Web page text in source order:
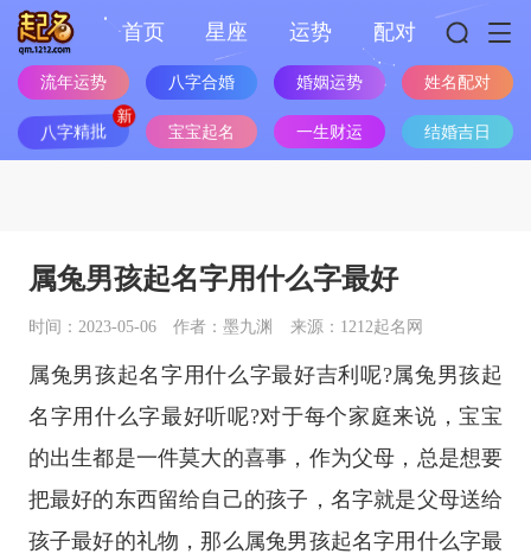
首页 星座 运势 配对
流年运势 八字合婚 婚姻运势 姓名配对
八字精批 宝宝起名 一生财运 结婚吉日
属兔男孩起名字用什么字最好
时间：2023-05-06 作者：墨九渊 来源：1212起名网
属兔男孩起名字用什么字最好吉利呢?属兔男孩起
名字用什么字最好听呢?对于每个家庭来说，宝宝
的出生都是一件莫大的喜事，作为父母，总是想要
把最好的东西留给自己的孩子，名字就是父母送给
孩子最好的礼物，那么属兔男孩起名字用什么字最